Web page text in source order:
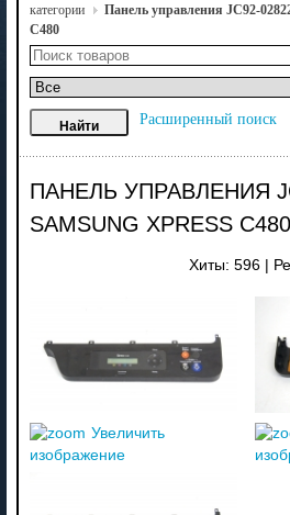
категории
Панель управления JC92-
C480
Расширенный поиск
ПАНЕЛЬ УПРАВЛЕНИЯ
SAMSUNG XPRESS C480
Хиты: 596
Увеличить
изображение